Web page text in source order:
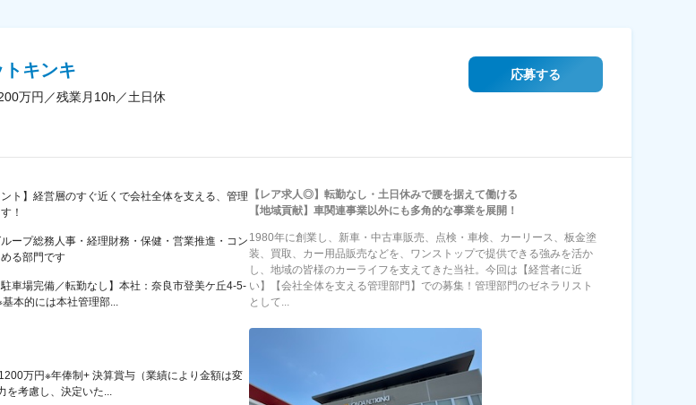
キンキ
万円／残業月10h／土日休
応募する
ント】経営層のすぐ近くで会社全体を支える、管理
！
ループ総務人事・経理財務・保健・営業推進・コン
る部門です
駐車場完備／転勤なし】本社：奈良市登美ケ丘4-5-
本的には本社管理部...
万円※年俸制+ 決算賞与（業績により金額は変
考慮し、決定いた...
【レア求人◎】転勤なし・土日休みで腰を据えて働ける
【地域貢献】車関連事業以外にも多角的な事業を展開！
1980年に創業し、新車・中古車販売、点検・車検、カーリース、板金塗
装、買取、カー用品販売などを、ワンストップで提供できる強みを活か
し、地域の皆様のカーライフを支えてきた当社。今回は【経営者に近
い】【会社全体を支える管理部門】での募集！管理部門のゼネラリスト
として...